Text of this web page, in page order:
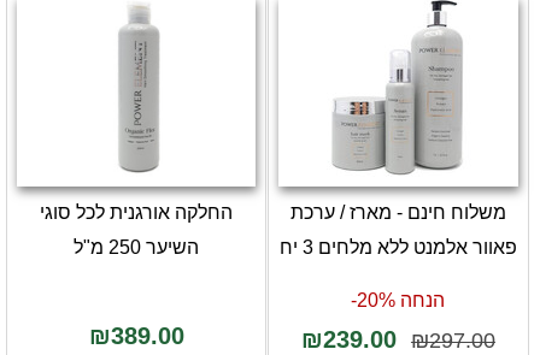
משלוח חינם - מארז / ערכת
פאוור אלמנט ללא מלחים 3 יח
הנחה 20%-
₪297.00
₪239.00
החלקה אורגנית לכל סוגי
השיער 250 מ"ל
₪389.00